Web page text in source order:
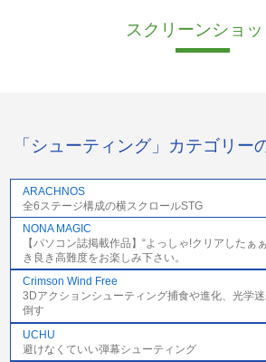
スクリーンショッ
「シューティング」カテゴリー
ARACHNOS
全6ステージ構成の横スクロールSTG
NONA MAGIC
【パソコン誌掲載作品】“よっしゃ!クリアしたぁ
き良き高難度をお楽しみ下さい。
Crimson Wind Free
3Dアクションシューティング捕食や進化、光学
倒す
UCHU
避けなくていい弾幕シューティング